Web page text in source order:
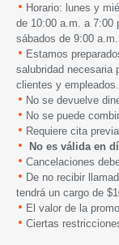
Horario: lunes y
de 10:00 a.m. a 7:00
sábados de 9:00
Estamos
salubridad necesaria
clientes y empleados.
No se devuelve
No se puede
Requiere cita previa.
No es válida en
Cancelaciones
De no recibir
tendrá un cargo de
El valor de la
Ciertas